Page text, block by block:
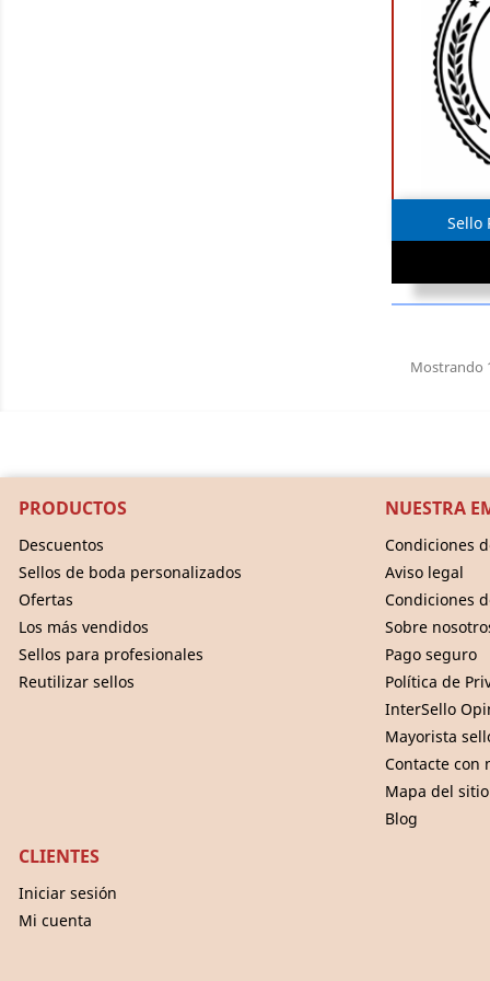
Sello
Mostrando
PRODUCTOS
Descuentos
Sellos de boda personalizados
Ofertas
Los más vendidos
Sellos para profesionales
Reutilizar sellos
NUESTRA
Condiciones
Aviso legal
Condiciones
Sobre
Pago seguro
Política de
InterSello
Mayorista
Contacte con
Mapa del sitio
Blog
CLIENTES
Iniciar sesión
Mi cuenta